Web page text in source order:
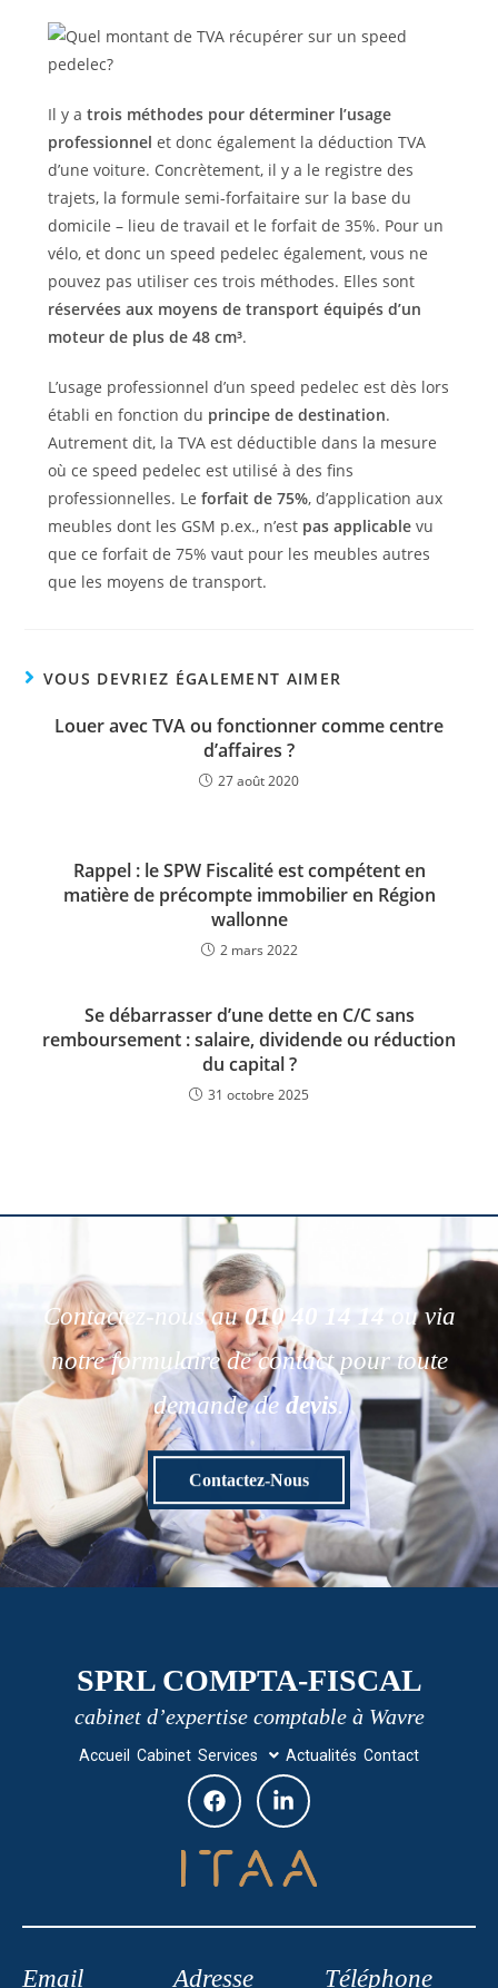
Il y a trois méthodes pour déterminer l’usage
professionnel et donc également la déduction TVA
d’une voiture. Concrètement, il y a le registre des
trajets, la formule semi-forfaitaire sur la base du
domicile – lieu de travail et le forfait de 35%. Pour un
vélo, et donc un speed pedelec également, vous ne
pouvez pas utiliser ces trois méthodes. Elles sont
réservées aux moyens de transport équipés d’un
moteur de plus de 48 cm³.
L’usage professionnel d’un speed pedelec est dès lors
établi en fonction du principe de destination.
Autrement dit, la TVA est déductible dans la mesure
où ce speed pedelec est utilisé à des fins
professionnelles. Le forfait de 75%, d’application aux
meubles dont les GSM p.ex., n’est pas applicablevu
que ce forfait de 75% vaut pour les meubles autres
que les moyens de transport.
VOUS DEVRIEZ ÉGALEMENT AIMER
Louer avec TVA ou fonctionner comme centre
d’affaires ?
27 août 2020
Rappel : le SPW Fiscalité est compétent en
matière de précompte immobilier en Région
wallonne
2 mars 2022
Se débarrasser d’une dette en C/C sans
remboursement : salaire, dividende ou réduction
du capital ?
31 octobre 2025
Contactez-nous au010 40 14 14
ou via
notre formulaire de contact pour toute
demande de devis.
Contactez-Nous
SPRL COMPTA-FISCAL
cabinet d’expertise comptable à Wavre
Accueil Cabinet Services Actualités Contact
Email Adresse Téléphone